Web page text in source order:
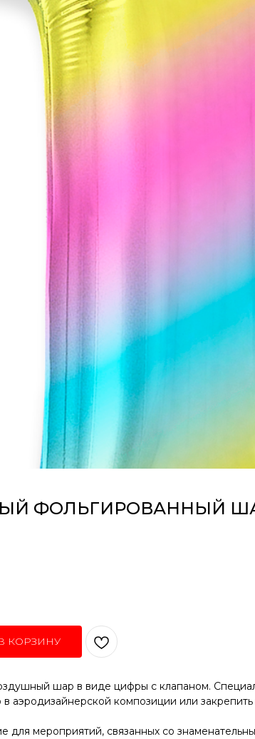
ФОЛЬГИРОВАННЫЙ
КОРЗИНУ
шар в виде цифры с клапаном.
аэродизайнерской композиции или
для мероприятий, связанных со